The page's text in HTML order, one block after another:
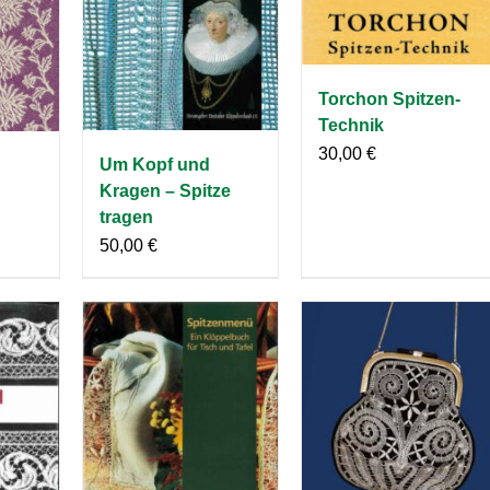
Um Kopf und
Kragen – Spitze
tragen
50,00 €
Torchon Spitzen-
Technik
30,00 €